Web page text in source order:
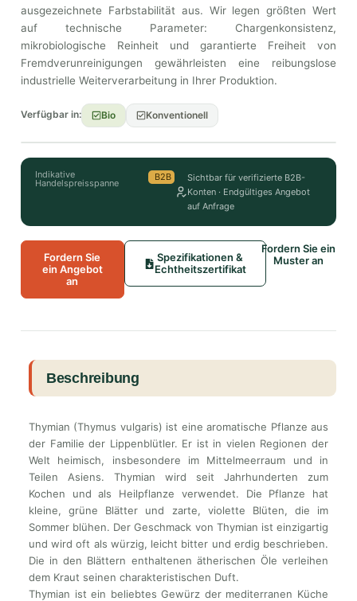
ausgezeichnete Farbstabilität aus. Wir legen größten Wert
auf technische Parameter: Chargenkonsistenz,
mikrobiologische Reinheit und garantierte Freiheit von
Fremdverunreinigungen gewährleisten eine reibungslose
industrielle Weiterverarbeitung in Ihrer Produktion.
Verfügbar in: Bio Konventionell
Indikative
Handelspreisspanne
B2B
Sichtbar für verifizierte B2B-
Konten · Endgültiges Angebot
auf Anfrage
Fordern Sie
ein Angebot
an
Spezifikationen &
Echtheitszertifikat
Fordern Sie ein
Muster an
Beschreibung
Thymian (Thymus vulgaris) ist eine aromatische Pflanze aus
der Familie der Lippenblütler. Er ist in vielen Regionen der
Welt heimisch, insbesondere im Mittelmeerraum und in
Teilen Asiens. Thymian wird seit Jahrhunderten zum
Kochen und als Heilpflanze verwendet. Die Pflanze hat
kleine, grüne Blätter und zarte, violette Blüten, die im
Sommer blühen. Der Geschmack von Thymian ist einzigartig
und wird oft als würzig, leicht bitter und erdig beschrieben.
Die in den Blättern enthaltenen ätherischen Öle verleihen
dem Kraut seinen charakteristischen Duft.
Thymian ist ein beliebtes Gewürz der mediterranen Küche